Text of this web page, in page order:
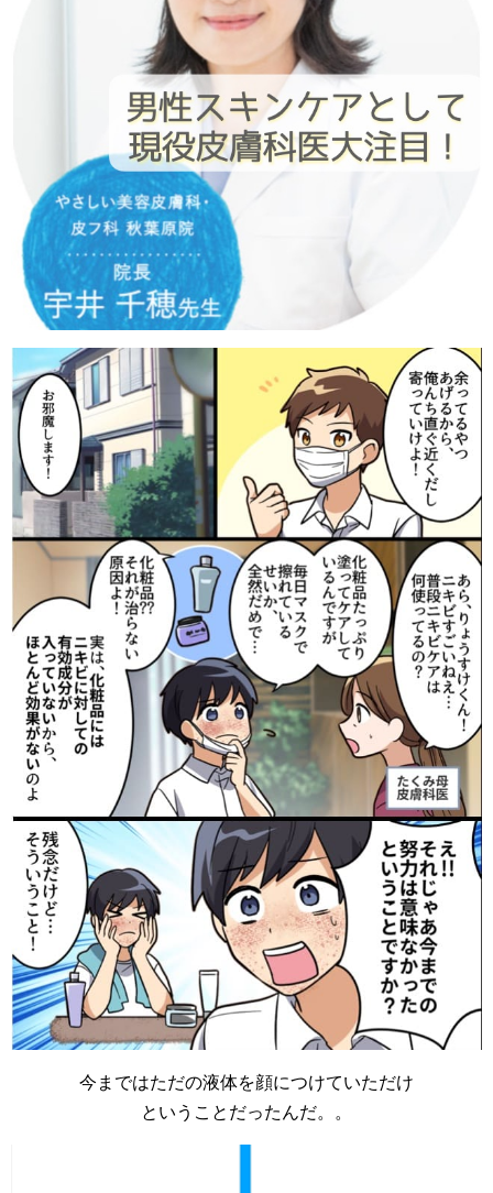
今まではただの液体を顔につけていただけ
ということだったんだ。。